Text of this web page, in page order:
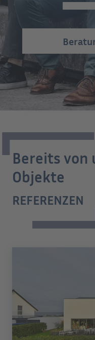
Bereits
Objekte
REFERENZEN